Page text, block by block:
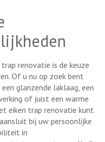
renovatie is de keuze
Of u nu op zoek bent
glanzende laklaag, een
of juist een warme
eiken trap renovatie kunt
bij uw persoonlijke
in